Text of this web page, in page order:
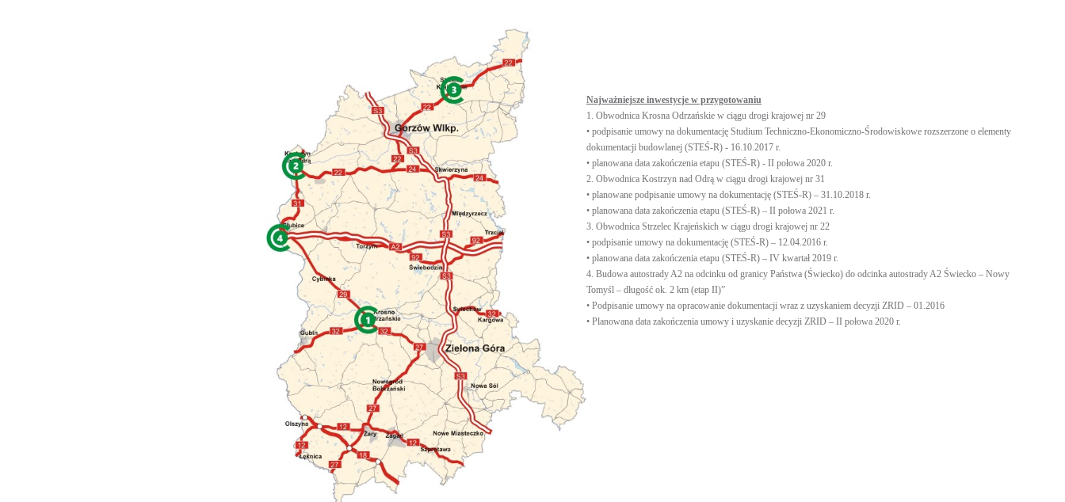
Najważniejsze inwestycje w przygotowaniu
1. Obwodnica Krosna Odrzańskie w ciągu drogi krajowej nr 29
• podpisanie umowy na dokumentację Studium Techniczno-Ekonomiczno-Środowiskowe rozszerzone o elementy
dokumentacji budowlanej (STEŚ-R) - 16.10.2017 r.
• planowana data zakończenia etapu (STEŚ-R) - II połowa 2020 r.
2. Obwodnica Kostrzyn nad Odrą w ciągu drogi krajowej nr 31
• planowane podpisanie umowy na dokumentację (STEŚ-R) – 31.10.2018 r.
• planowana data zakończenia etapu (STEŚ-R) – II połowa 2021 r.
3. Obwodnica Strzelec Krajeńskich w ciągu drogi krajowej nr 22
• podpisanie umowy na dokumentację (STEŚ-R) – 12.04.2016 r.
• planowana data zakończenia etapu (STEŚ-R) – IV kwartał 2019 r.
4. Budowa autostrady A2 na odcinku od granicy Państwa (Świecko) do odcinka autostrady A2 Świecko – Nowy
Tomyśl – długość ok. 2 km (etap II)”
• Podpisanie umowy na opracowanie dokumentacji wraz z uzyskaniem decyzji ZRID – 01.2016
• Planowana data zakończenia umowy i uzyskanie decyzji ZRID – II połowa 2020 r.